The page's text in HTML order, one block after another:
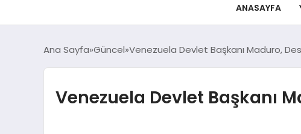
ANASAYFA
Ana Sayfa Güncel Venezuela Devlet Başkanı Maduro,
Venezuela Devlet Başkanı